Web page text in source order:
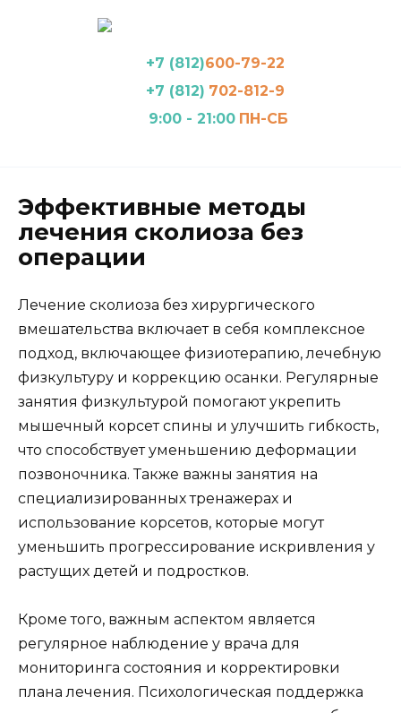
+7 (812)600-79-22
+7 (812) 702-812-9
9:00 - 21:00 ПН-СБ
Эффективные методы
лечения сколиоза без
операции
Лечение сколиоза без хирургического
вмешательства включает в себя комплексное
подход, включающее физиотерапию, лечебную
физкультуру и коррекцию осанки. Регулярные
занятия физкультурой помогают укрепить
мышечный корсет спины и улучшить гибкость,
что способствует уменьшению деформации
позвоночника. Также важны занятия на
специализированных тренажерах и
использование корсетов, которые могут
уменьшить прогрессирование искривления у
растущих детей и подростков.
Кроме того, важным аспектом является
регулярное наблюдение у врача для
мониторинга состояния и корректировки
плана лечения. Психологическая поддержка